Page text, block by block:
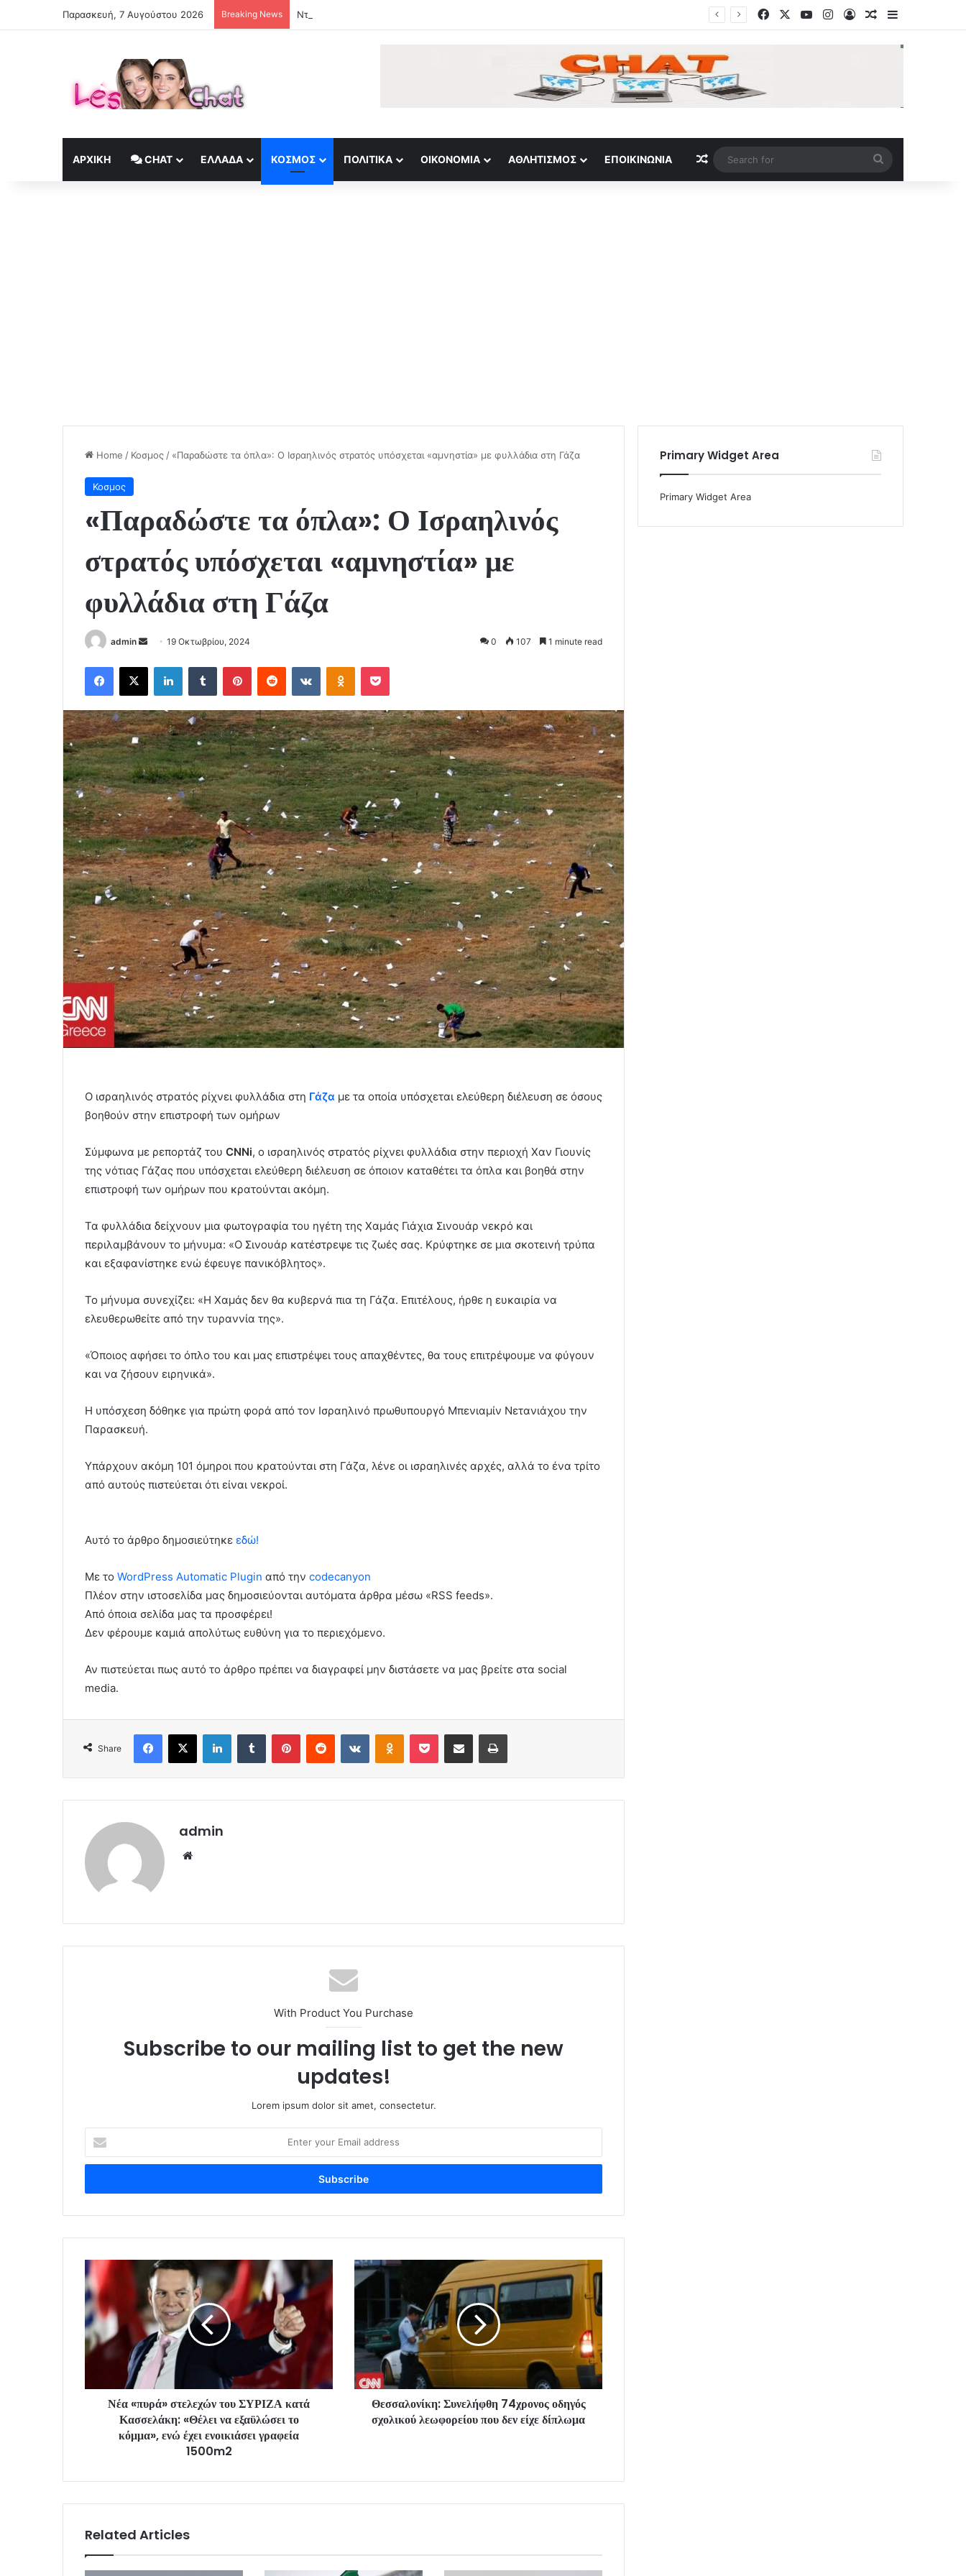
Παρασκευή, 7 Αυγούστου 2026 Breaking News Ντιέγκο Μαραντόνα: Σε δημοπρασία η μπάλα από τα δύο ιστορικά γκολ στο Αργεντινή FacebookYouTubeInstagram
Log InRandom Article
Sidebar
ΑΡΧΙΚΉ CHAT ΕΛΛΆΔΑ ΚΟΣΜΟΣ ΠΟΛΙΤΙΚΆ ΟΙΚΟΝΟΜΊΑ ΑΘΛΗΤΙΣΜΌΣ ΕΠΟΙΚΙΝΩΝΊΑ Random Article
for
Home / Κοσμος / «Παραδώστε τα όπλα»: Ο Ισραηλινός στρατός υπόσχεται «αμνηστία» με φυλλάδια στη Γάζα
Κοσμος
«Παραδώστε τα όπλα»: Ο Ισραηλινός
στρατός υπόσχεται «αμνηστία» με
φυλλάδια στη Γάζα
admin
Send
email
19 Οκτωβρίου, 2024 0 107 1 minute read
Facebook
X LinkedInTumblr PinterestReddit VKontakteOdnoklassniki
Pocket
Ο ισραηλινός στρατός ρίχνει φυλλάδια στη Γάζα με τα οποία υπόσχεται ελεύθερη διέλευση σε όσους
βοηθούν στην επιστροφή των ομήρων
Σύμφωνα με ρεπορτάζ του CNNi, o ισραηλινός στρατός ρίχνει φυλλάδια στην περιοχή Χαν Γιουνίς
της νότιας Γάζας που υπόσχεται ελεύθερη διέλευση σε όποιον καταθέτει τα όπλα και βοηθά στην
επιστροφή των ομήρων που κρατούνται ακόμη.
Τα φυλλάδια δείχνουν μια φωτογραφία του ηγέτη της Χαμάς Γιάχια Σινουάρ νεκρό και
περιλαμβάνουν το μήνυμα: «Ο Σινουάρ κατέστρεψε τις ζωές σας. Κρύφτηκε σε μια σκοτεινή τρύπα
και εξαφανίστηκε ενώ έφευγε πανικόβλητος».
Το μήνυμα συνεχίζει: «Η Χαμάς δεν θα κυβερνά πια τη Γάζα. Επιτέλους, ήρθε η ευκαιρία να
ελευθερωθείτε από την τυραννία της».
«Όποιος αφήσει το όπλο του και μας επιστρέψει τους απαχθέντες, θα τους επιτρέψουμε να φύγουν
και να ζήσουν ειρηνικά».
Η υπόσχεση δόθηκε για πρώτη φορά από τον Ισραηλινό πρωθυπουργό Μπενιαμίν Νετανιάχου την
Παρασκευή.
Υπάρχουν ακόμη 101 όμηροι που κρατούνται στη Γάζα, λένε οι ισραηλινές αρχές, αλλά το ένα τρίτο
από αυτούς πιστεύεται ότι είναι νεκροί.
Αυτό το άρθρο δημοσιεύτηκε εδώ!
Με το WordPress Automatic Plugin από την codecanyon
Πλέον στην ιστοσελίδα μας δημοσιεύονται αυτόματα άρθρα μέσω «RSS feeds».
Από όποια σελίδα μας τα προσφέρει!
Δεν φέρουμε καμιά απολύτως ευθύνη για το περιεχόμενο.
Αν πιστεύεται πως αυτό το άρθρο πρέπει να διαγραφεί μην διστάσετε να μας βρείτε στα social
media.
Share
Facebook
X LinkedInTumblr PinterestReddit VKontakteOdnoklassniki
Pocket Share via Email Print
admin
With Product You Purchase
Subscribe to our mailing list to get the new
updates!
Lorem ipsum dolor sit amet, consectetur.
your
Email
Νέα «πυρά» στελεχών του ΣΥΡΙΖΑ κατά
Κασσελάκη: «Θέλει να εξαϋλώσει το
κόμμα», ενώ έχει ενοικιάσει γραφεία
1500m2
Θεσσαλονίκη: Συνελήφθη 74χρονος οδηγός
σχολικού λεωφορείου που δεν είχε δίπλωμα
Related Articles
Primary Widget Area
Primary Widget Area